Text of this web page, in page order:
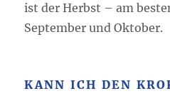
ist der Herbst – am
September und Oktober.
KANN ICH DEN